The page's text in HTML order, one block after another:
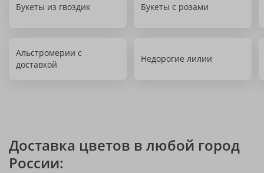
Букеты из гвоздик Букеты с розами
Альстромерии с
доставкой
Недорогие лилии
Доставка цветов в любой город
России: